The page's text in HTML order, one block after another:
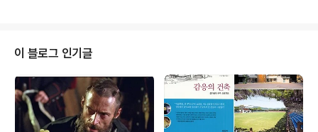
장애인을 위한 배려가 돋보였다. 관광객들이 꽤 많이 있었
다. 회사운영에 있어서 견학, 홍보, 안내업무가 꽤 큰 비중
을 차지하는 모양이었다. 기념품 코너가 별도로 있으며 시
간별로 인솔하면서 설명해주는 가이드가 있었다. 우리 일
행을 인솔하는 안내양은 자신이 입고 있는 노란색의 상의
는 PET용기를 재생하여 만든 천이라고 설..
이 블로그 인기글